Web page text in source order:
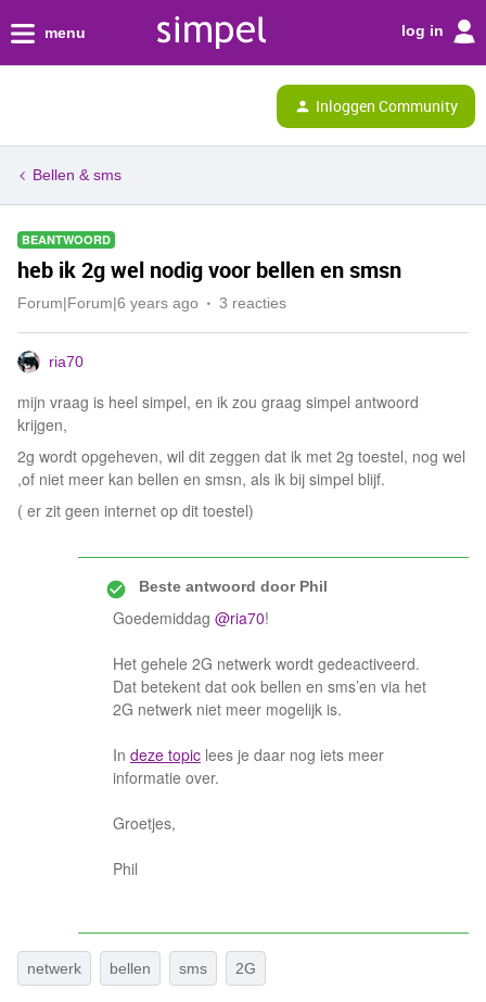
menu log in
Inloggen Community
Bellen & sms
BEANTWOORD
heb ik 2g wel nodig voor bellen en smsn
Forum|Forum|6 years ago 3 reacties
ria70
mijn vraag is heel simpel, en ik zou graag simpel antwoord
krijgen,
2g wordt opgeheven, wil dit zeggen dat ik met 2g toestel, nog wel
,of niet meer kan bellen en smsn, als ik bij simpel blijf.
( er zit geen internet op dit toestel)
Beste antwoord doorPhil
Goedemiddag @ria70!
Het gehele 2G netwerk wordt gedeactiveerd.
Dat betekent dat ook bellen en sms’en via het
2G netwerk niet meer mogelijk is.
In deze topic lees je daar nog iets meer
informatie over.
Groetjes,
Phil
netwerk bellen sms 2G